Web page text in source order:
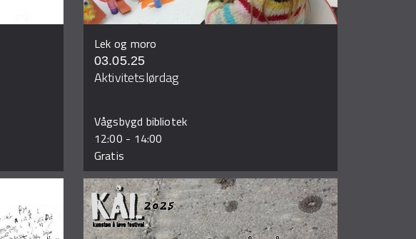
Lek og moro
03.05.25
Aktivitetslørdag
Vågsbygd bibliotek
12:00 - 14:00
Gratis